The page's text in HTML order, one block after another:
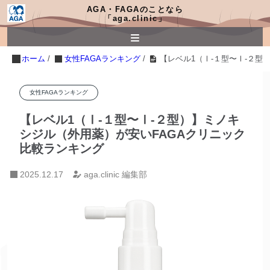
AGA・FAGAのことなら
「aga.clinic」
ホーム / 女性FAGAランキング / 【レベル1（Ⅰ-１型〜Ⅰ-２型
女性FAGAランキング
【レベル1（Ⅰ-１型〜Ⅰ-２型）】ミノキ
シジル（外用薬）が安いFAGAクリニック
比較ランキング
2025.12.17 aga.clinic 編集部